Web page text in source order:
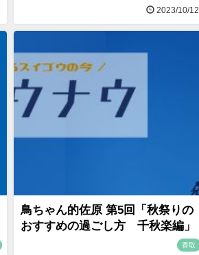
2023/10/12
鳥ちゃん的佐原 第5回「秋祭りの
おすすめの過ごし方 千秋楽編」
香取